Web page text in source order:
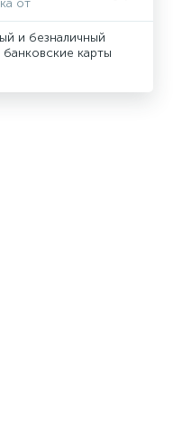
от
и безналичный
банковские карты